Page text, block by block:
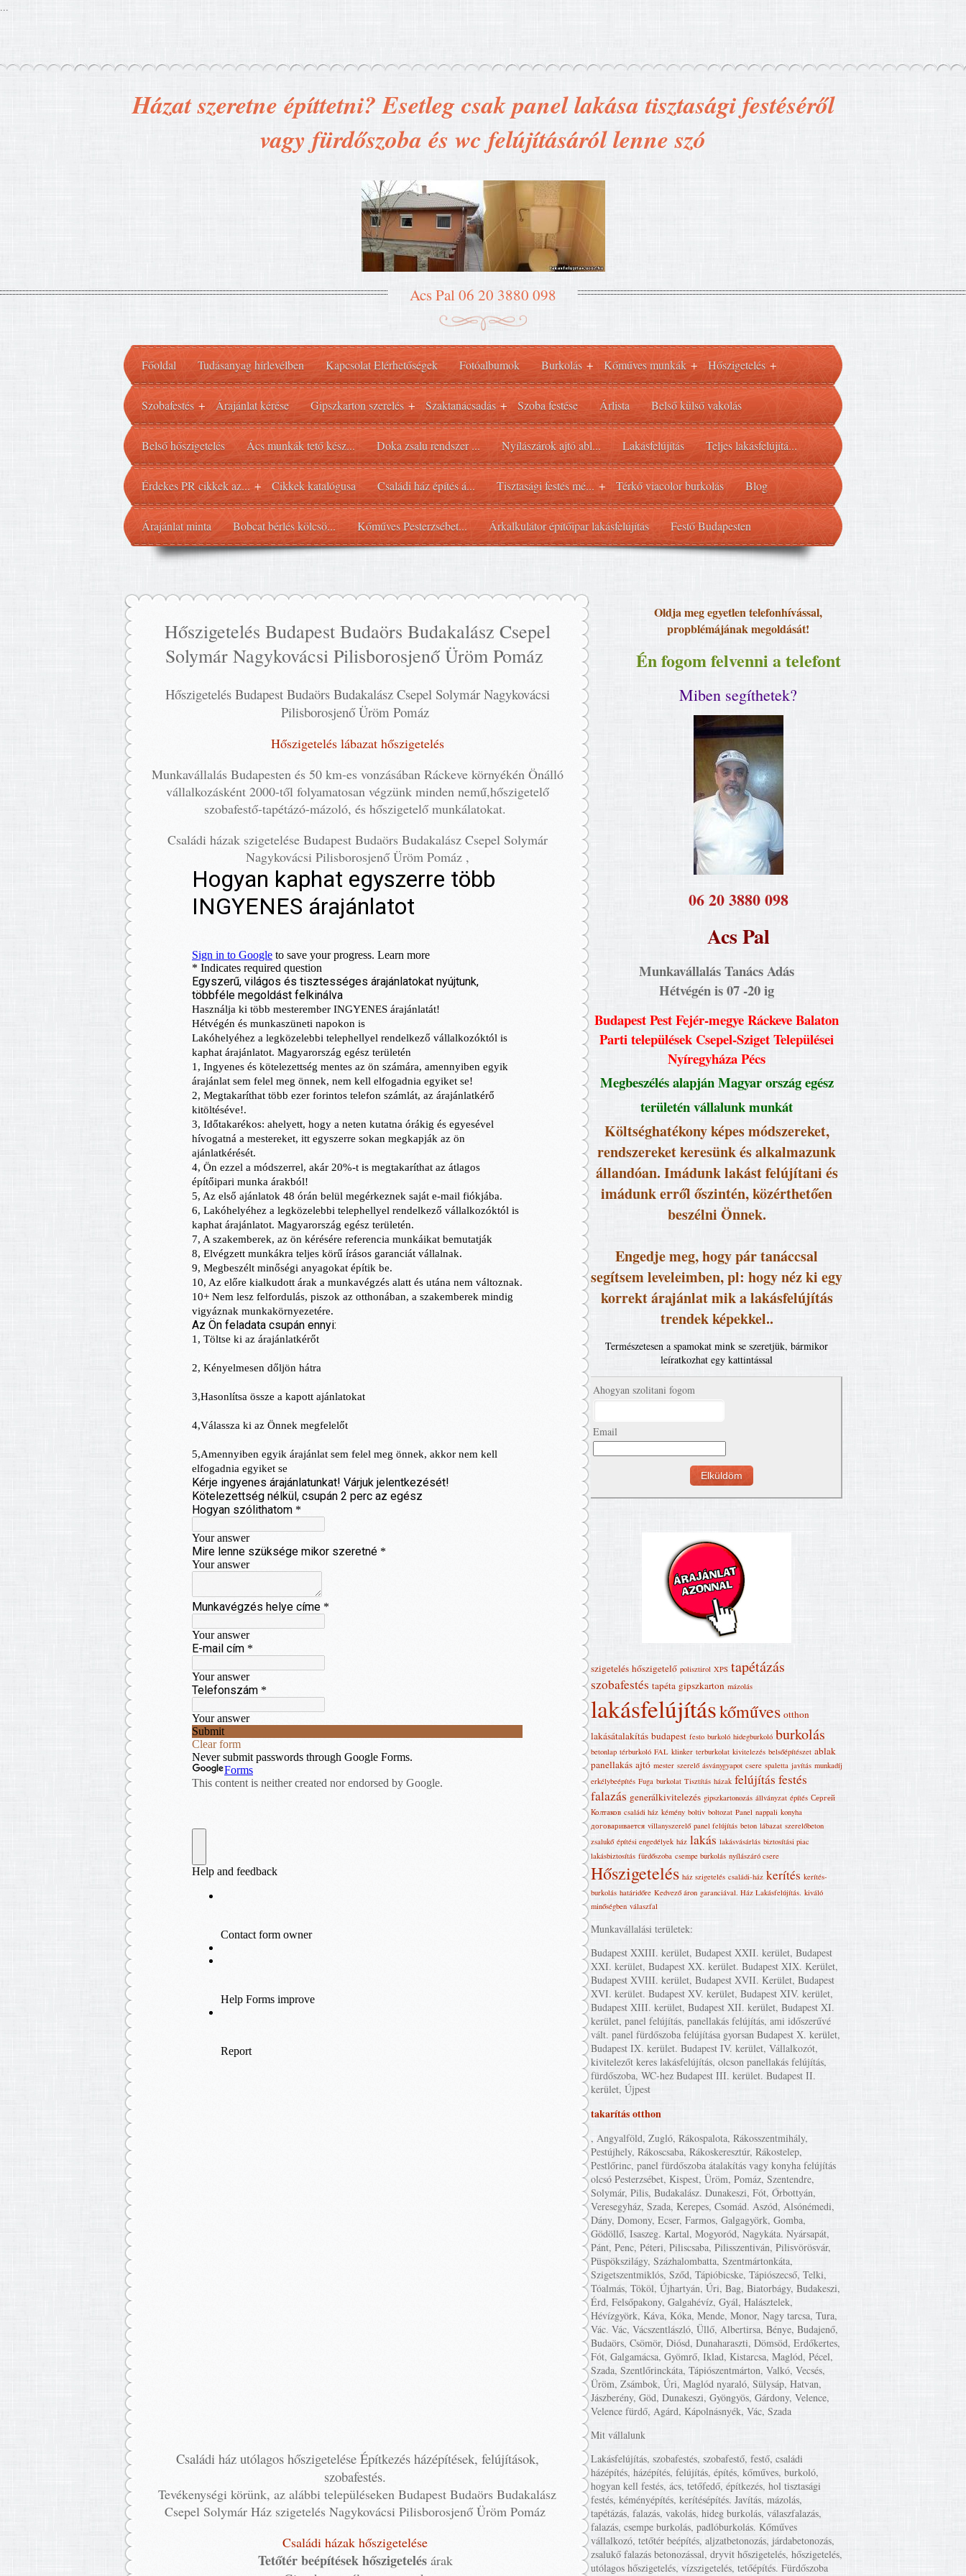
...
Házat szeretne építtetni? Esetleg csak panel lakása tisztasági festéséről
vagy fürdőszoba és wc felújításáról lenne szó
Acs Pal 06 20 3880 098
Főoldal Tudásanyag hírlevélben Kapcsolat Elérhetőségek Fotóalbumok Burkolás + Kőműves munkák + Hőszigetelés +
Szobafestés + Árajánlat kérése Gipszkarton szerelés + Szaktanácsadás + Szoba festése Árlista Belső külső vakolás
Belső hőszigetelés Ács munkák tető kész... Doka zsalu rendszer ... Nyílászárok ajtó abl... Lakásfelújítás Teljes lakásfelújítá...
Érdekes PR cikkek az... + Cikkek katalógusa Családi ház építés á... Tisztasági festés mé... + Térkő viacolor burkolás Blog
Árajánlat minta Bobcat bérlés kölcsö... Kőműves Pesterzsébet... Árkalkulátor építőipar lakásfelújítás Festő Budapesten
Hőszigetelés Budapest Budaörs Budakalász Csepel
Solymár Nagykovácsi Pilisborosjenő Üröm Pomáz
Hőszigetelés Budapest Budaörs Budakalász Csepel Solymár Nagykovácsi
Pilisborosjenő Üröm Pomáz
Hőszigetelés lábazat hőszigetelés
Munkavállalás Budapesten és 50 km-es vonzásában Ráckeve környékén Önálló
vállalkozásként 2000-től folyamatosan végzünk minden nemű,hőszigetelő
szobafestő-tapétázó-mázoló, és hőszigetelő munkálatokat.
Családi házak szigetelése Budapest Budaörs Budakalász Csepel Solymár
Nagykovácsi Pilisborosjenő Üröm Pomáz ,
Családi ház utólagos hőszigetelése Építkezés házépítések, felújítások,
szobafestés.
Tevékenységi körünk, az alábbi településeken Budapest Budaörs Budakalász
Csepel Solymár Ház szigetelés Nagykovácsi Pilisborosjenő Üröm Pomáz
Családi házak hőszigetelése
Tetőtér beépítések hőszigetelésárak
Oldja meg egyetlen telefonhívással,
propblémájának megoldását!
Én fogom felvenni a telefont
Miben segíthetek?
​06 20 3880 098
Acs Pal
Munkavállalás Tanács Adás
Hétvégén is 07 -20 ig
Budapest Pest Fejér-megye Ráckeve Balaton
Parti települések Csepel-Sziget Települései
Nyíregyháza Pécs
Megbeszélés alapján Magyar ország egész
területén vállalunk munkát
Költséghatékony képes módszereket,
rendszereket keresünk és alkalmazunk
állandóan. Imádunk lakást felújítani és
imádunk erről őszintén, közérthetően
beszélni Önnek.
Engedje meg, hogy pár tanáccsal
segítsem leveleimben, pl: hogy néz ki egy
korrekt árajánlat mik a lakásfelújítás
trendek képekkel..
Természetesen a spamokat mink se szeretjük, bármikor
leíratkozhat egy kattintással
Ahogyan szolitani fogom
Email
szigetelés hőszigetelő polisztirol XPS tapétázás
szobafestés tapéta gipszkarton mázolás
lakásfelújításkőműves otthon
lakásátalakítás budapest festo burkoló hidegburkoló burkolás
betonlap térburkoló FAL klinker terburkolat kivitelezés belsőépítészet ablak
panellakás ajtó mester szerelő ásványgyapot csere spaletta javítás munkadíj
erkélybeépítés Fuga burkolat Tisztítás házak felújítás festés
falazás generálkivitelezés gipszkartonozás állványzat építés Сергей
Колтаков családi ház kémény boltiv boltozat Panel nappali konyha
договаривается villanyszerelő panel felújítás beton lábazat szerelőbeton
zsalukő építési engedélyek ház lakás lakásvásárlás biztosítási piac
lakásbiztosítás fürdőszoba csempe burkolás nyílászáró csere
Hőszigetelés ház szigetelés családi-ház kerítés kerítés-
burkolás határidőre Kedvező áron garanciával. Ház Lakásfelújítás‎. kiváló
minőségben válaszfal
Munkavállalási területek:
Budapest XXIII. kerület, Budapest XXII. kerület, Budapest
XXI. kerület, Budapest XX. kerület. Budapest XIX. Kerület,
Budapest XVIII. kerület, Budapest XVII. Kerület, Budapest
XVI. kerület. Budapest XV. kerület, Budapest XIV. kerület,
Budapest XIII. kerület, Budapest XII. kerület, Budapest XI.
kerület, panel felújítás, panellakás felújítás, ami időszerűvé
vált. panel fürdőszoba felújítása gyorsan Budapest X. kerület,
Budapest IX. kerület. Budapest IV. kerület, Vállalkozót,
kivitelezőt keres lakásfelújítás, olcson panellakás felújítás,
fürdőszoba, WC-hez Budapest III. kerület. Budapest II.
kerület, Újpest
takarítás otthon
, Angyalföld, Zugló, Rákospalota, Rákosszentmihály,
Pestújhely, Rákoscsaba, Rákoskeresztúr, Rákostelep,
Pestlőrinc, panel fürdőszoba átalakítás vagy konyha felújítás
olcsó Pesterzsébet, Kispest, Üröm, Pomáz, Szentendre,
Solymár, Pilis, Budakalász. Dunakeszi, Fót, Őrbottyán,
Veresegyház, Szada, Kerepes, Csomád. Aszód, Alsónémedi,
Dány, Domony, Ecser, Farmos, Galgagyörk, Gomba,
Gödöllő, Isaszeg. Kartal, Mogyoród, Nagykáta. Nyársapát,
Pánt, Penc, Péteri, Piliscsaba, Pilisszentiván, Pilisvörösvár,
Püspökszilágy, Százhalombatta, Szentmártonkáta,
Szigetszentmiklós, Sződ, Tápióbicske, Tápiószecső, Telki,
Tóalmás, Tököl, Újhartyán, Úri, Bag, Biatorbágy, Budakeszi,
Érd, Felsőpakony, Galgahévíz, Gyál, Halásztelek,
Hévízgyörk, Káva, Kóka, Mende, Monor, Nagy tarcsa, Tura,
Vác. Vác, Vácszentlászló, Üllő, Albertirsa, Bénye, Budajenő,
Budaörs, Csömör, Diósd, Dunaharaszti, Dömsöd, Erdőkertes,
Fót, Galgamácsa, Gyömrő, Iklad, Kistarcsa, Maglód, Pécel,
Szada, Szentlőrinckáta, Tápiószentmárton, Valkó, Vecsés,
Üröm, Zsámbok, Úri, Maglód nyaraló, Sülysáp, Hatvan,
Jászberény, Göd, Dunakeszi, Gyöngyös, Gárdony, Velence,
Velence fürdő, Agárd, Kápolnásnyék, Vác, Szada
Mit vállalunk
Lakásfelújítás, szobafestés, szobafestő, festő, családi
házépítés, házépítés, felújítás, építés, kőműves, burkoló,
hogyan kell festés, ács, tetőfedő, építkezés, hol tisztasági
festés, kéményépítés, kerítésépítés. Javítás, mázolás,
tapétázás, falazás, vakolás, hideg burkolás, válaszfalazás,
falazás, csempe burkolás, padlóburkolás. Kőműves
vállalkozó, tetőtér beépítés, aljzatbetonozás, járdabetonozás,
zsalukő falazás betonozással, dryvit hőszigetelés, hőszigetelés,
utólagos hőszigetelés, vízszigetelés, tetőépítés. Fürdőszoba